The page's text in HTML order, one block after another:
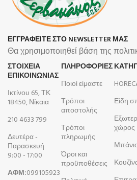
ΕΓΓΡΑΦΕΙΤΕ ΣΤΟ NEWSLETTER ΜΑΣ
Θα χρησιμοποιηθεί βάση της
ΣΤΟΙΧΕΙΑ
ΕΠΙΚΟΙΝΩΝΙΑΣ
Ικτίνου 65, ΤΚ
18450, Νίκαια
210 4633 799
Δευτέρα -
Παρασκευή
9:00 - 17:00
ΑΦΜ:099105923
ΠΛΗΡΟΦΟΡΊΕΣ
Ποιοί είμαστε
Τρόποι
αποστολής
Τρόποι
πληρωμής
Όροι και
προϋποθέσεις
Είδη
χώρος